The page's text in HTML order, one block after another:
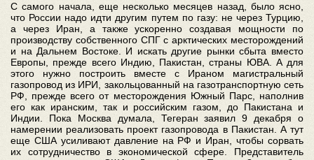
С самого начала, еще несколько месяцев назад, было ясно,
что России надо идти другим путем по газу: не через Турцию,
а через Иран, а также ускоренно создавая мощности по
производству собственного СПГ с арктических месторождений
и на Дальнем Востоке. И искать другие рынки сбыта вместо
Европы, прежде всего Индию, Пакистан, страны ЮВА. А для
этого нужно построить вместе с Ираном магистральный
газопровод из ИРИ, закольцованный на газотранспортную сеть
РФ, прежде всего от месторождения Южный Парс, наполнив
его как иранским, так и российским газом, до Пакистана и
Индии. Пока Москва думала, Тегеран заявил 9 декабря о
намерении реализовать проект газопровода в Пакистан. А тут
еще США усиливают давление на РФ и Иран, чтобы сорвать
их сотрудничество в экономической сфере. Представитель